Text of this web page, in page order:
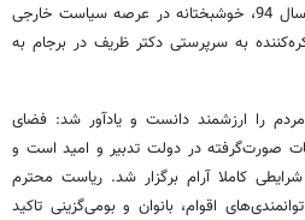
وجود شرایط سخت مالی دولت در سال 94، خوشبختانه در عرصه سیاست خارجی
به سرپرستی دکتر ظریف در برجام به
94 و مشارکت مردم را ارزشمند دانست و یادآور شد: فضای
صورت‌گرفته در دولت تدبیر و امید است و
کاملا آرام برگزار شد. ریاست محترم
اقوام، بانوان و بومی‌گزینی تاکید